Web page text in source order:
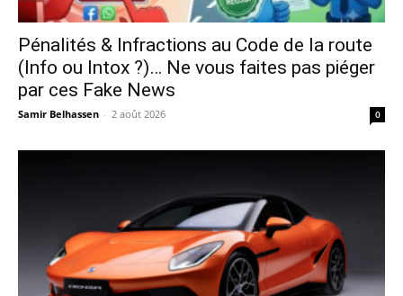
Pénalités & Infractions au Code de la route
(Info ou Intox ?)… Ne vous faites pas piéger
par ces Fake News
Samir Belhassen - 2 août 2026 0